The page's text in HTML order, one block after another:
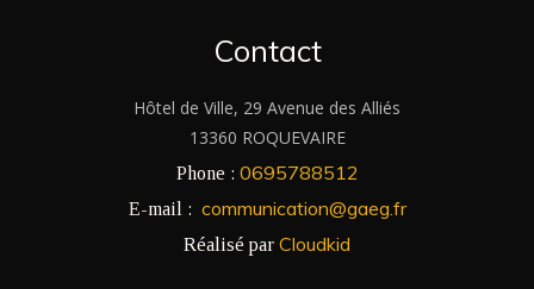
Contact
Hôtel de Ville, 29 Avenue des Alliés
13360 ROQUEVAIRE
Phone : 0695788512
E-mail : communication@gaeg.fr
Réalisé par Cloudkid